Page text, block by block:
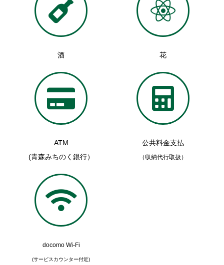
酒 花
ATM
(青森みちのく銀行）
公共料金支払
（収納代行取扱）
docomo Wi-Fi
(サービスカウンター付近)